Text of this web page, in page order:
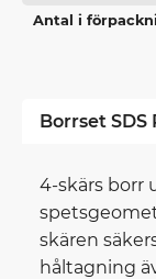
Antal i
Borrset SDS
4-skärs borr
skären
håltagning